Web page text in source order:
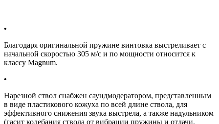
Благодаря оригинальной пружине винтовка выстреливает с
начальной скоростью 305 м/с и по мощности относится к
классу Magnum.
Нарезной ствол снабжен саундмодератором, представленным
в виде пластикового кожуха по всей длине ствола, для
эффективного снижения звука выстрела, а также надульником
(гасит колебания ствола от вибрации пружины и отдачи,